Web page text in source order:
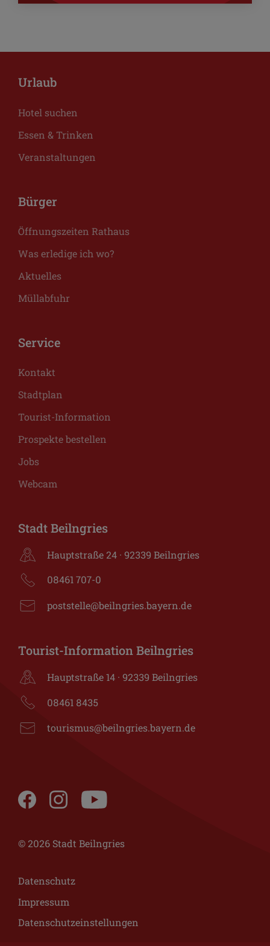
Urlaub
Hotel suchen
Essen & Trinken
Veranstaltungen
Bürger
Öffnungszeiten Rathaus
Was erledige ich wo?
Aktuelles
Müllabfuhr
Service
Kontakt
Stadtplan
Tourist-Information
Prospekte bestellen
Jobs
Webcam
Stadt Beilngries
Hauptstraße 24 · 92339 Beilngries
08461 707-0
poststelle@beilngries.bayern.de
Tourist-Information Beilngries
Hauptstraße 14 · 92339 Beilngries
08461 8435
tourismus@beilngries.bayern.de
© 2026 Stadt Beilngries
Datenschutz
Impressum
Datenschutzeinstellungen